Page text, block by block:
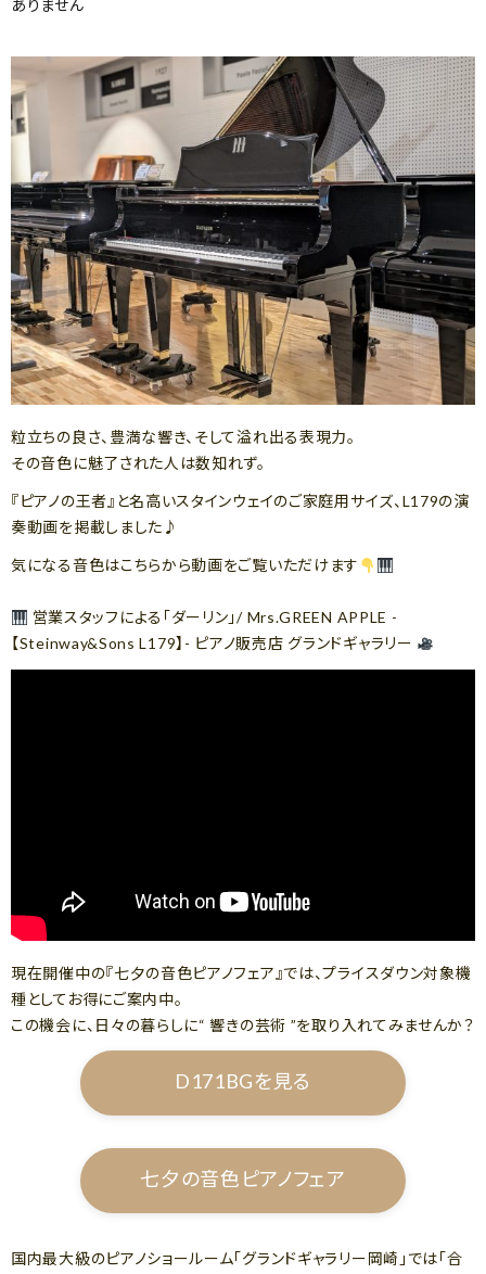
ありません
粒立ちの良さ、豊満な響き、そして溢れ出る表現力。
その音色に魅了された人は数知れず。
『ピアノの王者』と名高いスタインウェイのご家庭用サイズ、L179の演
奏動画を掲載しました♪
気になる音色はこちらから動画をご覧いただけます
営業スタッフによる「ダーリン」/ Mrs.GREEN APPLE -
【Steinway&Sons L179】- ピアノ販売店 グランドギャラリー
現在開催中の『七夕の音色ピアノフェア』では、プライスダウン対象機
種としてお得にご案内中。
この機会に、日々の暮らしに“ 響きの芸術 ”を取り入れてみませんか？
D171BGを見る
七夕の音色ピアノフェア
国内最大級のピアノショールーム「グランドギャラリー岡崎」では「合